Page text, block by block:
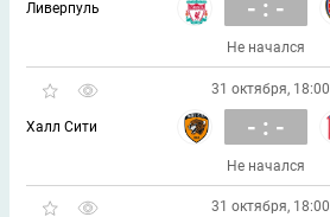
Ливерпуль - : -
Не начался
31 октября, 18:00
Халл Сити - : -
Не начался
31 октября, 18:00